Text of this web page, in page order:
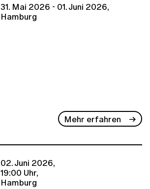
31. Mai 2026 - 01. Juni 2026,
Hamburg
Mehr erfahren
02. Juni 2026,
19:00 Uhr,
Hamburg